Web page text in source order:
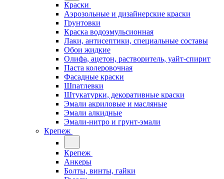
Краски
Аэрозольные и дизайнерские краски
Грунтовки
Краска водоэмульсионная
Лаки, антисептики, специальные составы
Обои жидкие
Олифа, ацетон, растворитель, уайт-спирит
Паста колеровочная
Фасадные краски
Шпатлевки
Штукатурки, декоративные краски
Эмали акриловые и масляные
Эмали алкидные
Эмали-нитро и грунт-эмали
Крепеж
Крепеж
Анкеры
Болты, винты, гайки